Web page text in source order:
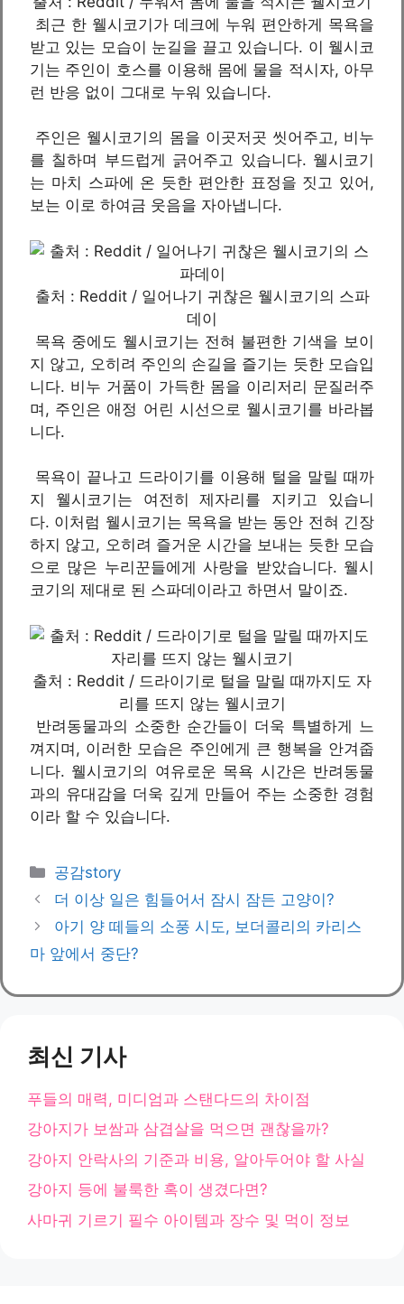
최근 한 웰시코기가 데크에 누워 편안하게 목욕을
받고 있는 모습이 눈길을 끌고 있습니다. 이 웰시코
기는 주인이 호스를 이용해 몸에 물을 적시자, 아무
런 반응 없이 그대로 누워 있습니다.
주인은 웰시코기의 몸을 이곳저곳 씻어주고, 비누
를 칠하며 부드럽게 긁어주고 있습니다. 웰시코기
는 마치 스파에 온 듯한 편안한 표정을 짓고 있어,
보는 이로 하여금 웃음을 자아냅니다.
출처 : Reddit / 일어나기 귀찮은 웰시코기의 스파
데이
목욕 중에도 웰시코기는 전혀 불편한 기색을 보이
지 않고, 오히려 주인의 손길을 즐기는 듯한 모습입
니다. 비누 거품이 가득한 몸을 이리저리 문질러주
며, 주인은 애정 어린 시선으로 웰시코기를 바라봅
니다.
목욕이 끝나고 드라이기를 이용해 털을 말릴 때까
지 웰시코기는 여전히 제자리를 지키고 있습니
다. 이처럼 웰시코기는 목욕을 받는 동안 전혀 긴장
하지 않고, 오히려 즐거운 시간을 보내는 듯한 모습
으로 많은 누리꾼들에게 사랑을 받았습니다. 웰시
코기의 제대로 된 스파데이라고 하면서 말이죠.
출처 : Reddit / 드라이기로 털을 말릴 때까지도 자
리를 뜨지 않는 웰시코기
반려동물과의 소중한 순간들이 더욱 특별하게 느
껴지며, 이러한 모습은 주인에게 큰 행복을 안겨줍
니다. 웰시코기의 여유로운 목욕 시간은 반려동물
과의 유대감을 더욱 깊게 만들어 주는 소중한 경험
이라 할 수 있습니다.
카
테
고
리
공감story
더 이상 일은 힘들어서 잠시 잠든 고양이?
아기 양 떼들의 소풍 시도, 보더콜리의 카리스
마 앞에서 중단?
최신 기사
푸들의 매력, 미디엄과 스탠다드의 차이점
강아지가 보쌈과 삼겹살을 먹으면 괜찮을까?
강아지 안락사의 기준과 비용, 알아두어야 할 사실
강아지 등에 불룩한 혹이 생겼다면?
사마귀 기르기 필수 아이템과 장수 및 먹이 정보